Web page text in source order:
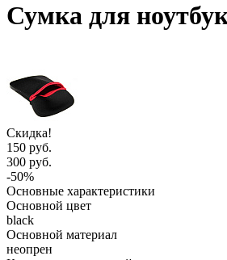
Сумка для
Скидка!
150 руб.
300 руб.
-50%
Основные характеристики
Основной цвет
black
Основной материал
неопрен